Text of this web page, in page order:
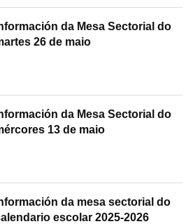
da Mesa Sectorial do
26 de maio
da Mesa Sectorial do
13 de maio
da mesa sectorial do
escolar 2025-2026